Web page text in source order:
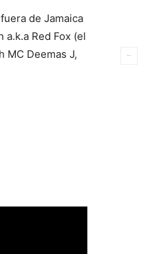
de Jamaica
Red Fox (el
MC Deemas J,